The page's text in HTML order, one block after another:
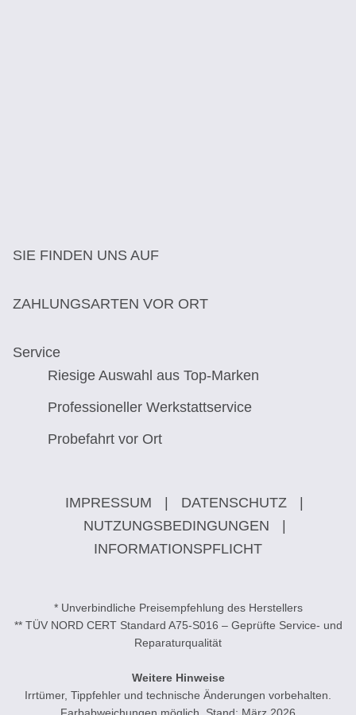
SIE FINDEN UNS AUF
ZAHLUNGSARTEN VOR ORT
Service
Riesige Auswahl aus Top-Marken
Professioneller Werkstattservice
Probefahrt vor Ort
IMPRESSUM DATENSCHUTZ
NUTZUNGSBEDINGUNGEN
INFORMATIONSPFLICHT
* Unverbindliche Preisempfehlung des Herstellers
** TÜV NORD CERT Standard A75-S016 – Geprüfte Service- und
Reparaturqualität
Weitere Hinweise
Irrtümer, Tippfehler und technische Änderungen vorbehalten.